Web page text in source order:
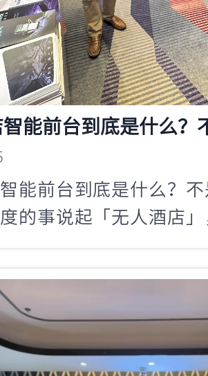
能前台到底是什么？
的事说起「无人酒店
台，客人会不会觉得
的无人酒店智能前台，
让机器处理标准化流